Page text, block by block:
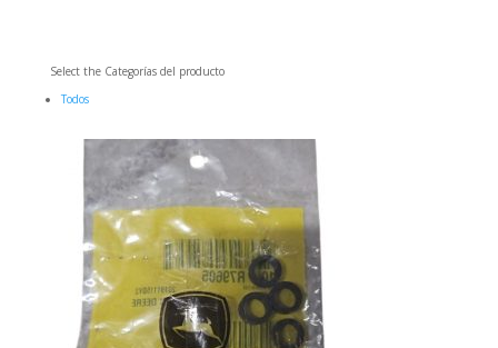
Select the Categorías del producto
Todos